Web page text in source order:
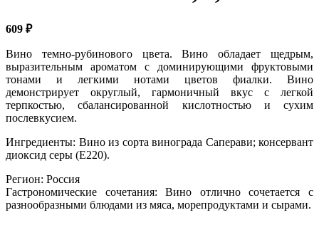
609 ₽
Вино темно-рубинового цвета. Вино обладает щедрым,
выразительным ароматом с доминирующими фруктовыми
тонами и легкими нотами цветов фиалки. Вино
демонстрирует округлый, гармоничный вкус с легкой
терпкостью, сбалансированной кислотностью и сухим
послевкусием.
Ингредиенты: Вино из сорта винограда Саперави; консервант
диоксид серы (Е220).
Регион: Россия
Гастрономические сочетания: Вино отлично сочетается с
разнообразными блюдами из мяса, морепродуктами и сырами.